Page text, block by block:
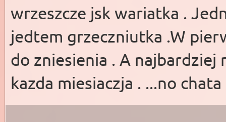
wrzeszcze jsk wariatka .
jedtem grzeczniutka .W
do zniesienia . A najbardziej
kazda miesiaczja . ...no